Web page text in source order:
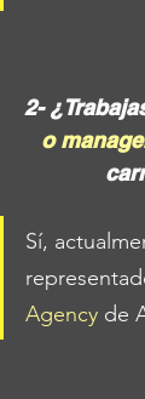
2-
o
Sí,
Agency de